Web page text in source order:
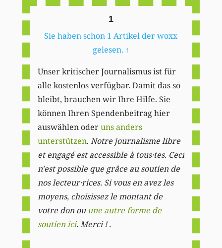
1
Sie haben schon 1 Artikel der woxx
gelesen. ↑
Unser kritischer Journalismus ist für
alle kostenlos verfügbar. Damit das so
bleibt, brauchen wir Ihre Hilfe. Sie
können Ihren Spendenbeitrag hier
auswählen oderuns anders
unterstützen. Notre journalisme libre
et engagé est accessible à tous·tes. Ceci
n'est possible que grâce au soutien de
nos lecteur·rices. Si vous en avez les
moyens, choisissez le montant de
votre don ou une autre forme de
soutien ici. Merci ! .